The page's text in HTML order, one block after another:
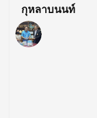
กุหลาบนนท์